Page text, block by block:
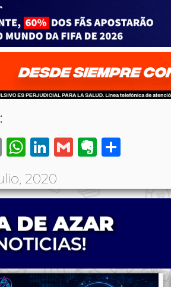
EmailWhatsApp
LinkedIn
GmailEvernote
2020